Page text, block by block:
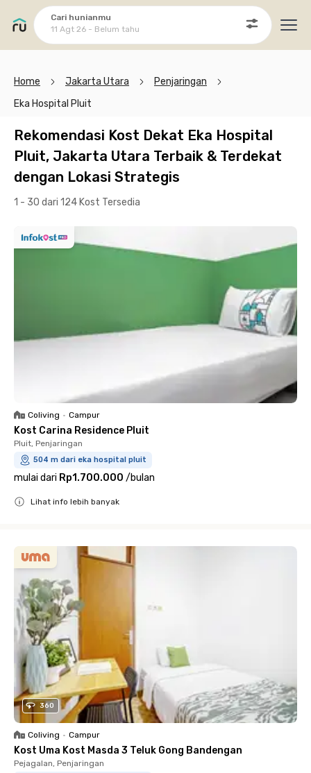
Cari hunianmu
11 Agt 26 - Belum tahu
Home Jakarta Utara
Penjaringan
Eka Hospital Pluit
Rekomendasi Kost Dekat Eka Hospital
Pluit, Jakarta Utara Terbaik & Terdekat
dengan Lokasi Strategis
1 - 30 dari 124 Kost Tersedia
Coliving • Campur
Kost Carina Residence Pluit
Pluit, Penjaringan
504 m dari eka hospital pluit
mulai dari Rp1.700.000 /bulan
Lihat info lebih banyak
360
Coliving • Campur
Kost Uma Kost Masda 3 Teluk Gong Bandengan
Pejagalan, Penjaringan